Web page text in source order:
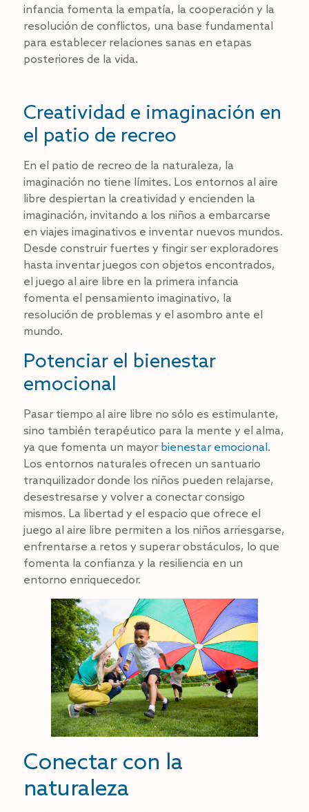
infancia fomenta la empatía, la cooperación y la
resolución de conflictos, una base fundamental
para establecer relaciones sanas en etapas
posteriores de la vida.
Creatividad e imaginación en
el patio de recreo
En el patio de recreo de la naturaleza, la
imaginación no tiene límites. Los entornos al aire
libre despiertan la creatividad y encienden la
imaginación, invitando a los niños a embarcarse
en viajes imaginativos e inventar nuevos mundos.
Desde construir fuertes y fingir ser exploradores
hasta inventar juegos con objetos encontrados,
el juego al aire libre en la primera infancia
fomenta el pensamiento imaginativo, la
resolución de problemas y el asombro ante el
mundo.
Potenciar el bienestar
emocional
Pasar tiempo al aire libre no sólo es estimulante,
sino también terapéutico para la mente y el alma,
ya que fomenta un mayor bienestar emocional.
Los entornos naturales ofrecen un santuario
tranquilizador donde los niños pueden relajarse,
desestresarse y volver a conectar consigo
mismos. La libertad y el espacio que ofrece el
juego al aire libre permiten a los niños arriesgarse,
enfrentarse a retos y superar obstáculos, lo que
fomenta la confianza y la resiliencia en un
entorno enriquecedor.
Conectar con la
naturaleza